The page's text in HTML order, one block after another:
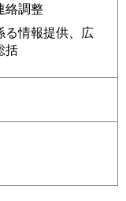
絡調整
る情報提供、広
括